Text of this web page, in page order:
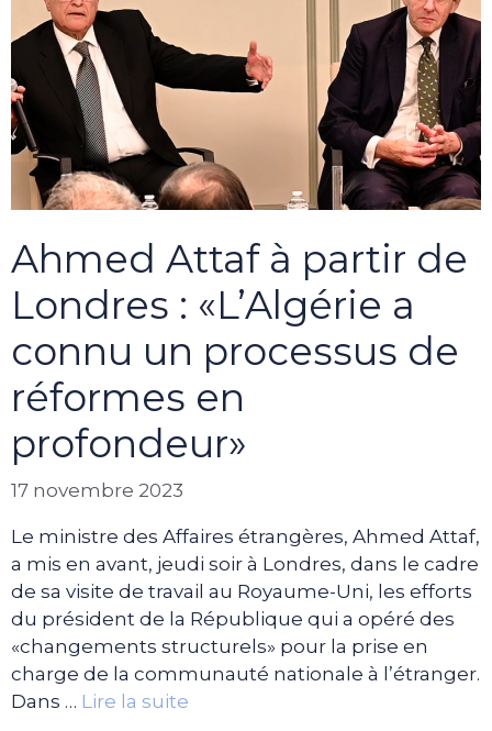
Ahmed Attaf à partir de
Londres : «L’Algérie a
connu un processus de
réformes en
profondeur»
17 novembre 2023
Le ministre des Affaires étrangères, Ahmed Attaf,
a mis en avant, jeudi soir à Londres, dans le cadre
de sa visite de travail au Royaume-Uni, les efforts
du président de la République qui a opéré des
«changements structurels» pour la prise en
charge de la communauté nationale à l’étranger.
Dans … Lire la suite